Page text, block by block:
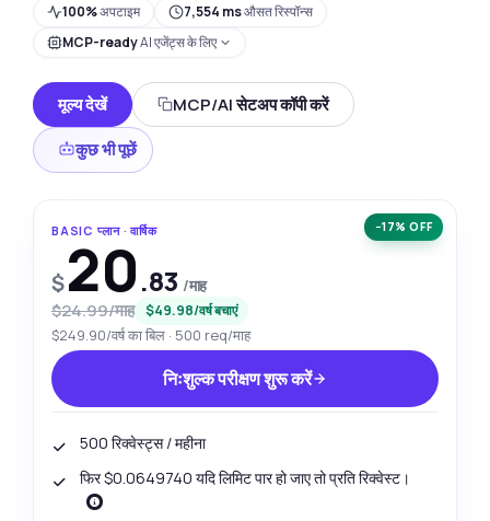
100%अपटाइम 7,554 msऔसत रिस्पॉन्स
MCP-readyAI एजेंट्स के लिए
मूल्य देखें
MCP/AI सेटअप कॉपी करें
कुछ भी पूछें
−17% OFF
BASIC प्लान · वार्षिक
$20.83 /माह
$24.99/माह $49.98/वर्ष बचाएं
$249.90/वर्ष का बिल · 500 req/माह
निःशुल्क परीक्षण शुरू करें
500 रिक्वेस्ट्स / महीना
फिर $0.0649740 यदि लिमिट पार हो जाए तो प्रति रिक्वेस्ट।